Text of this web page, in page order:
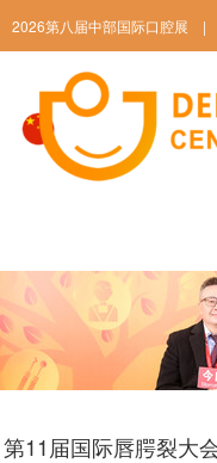
2026第八届中部国际口腔展 |
第11届国际唇腭裂大